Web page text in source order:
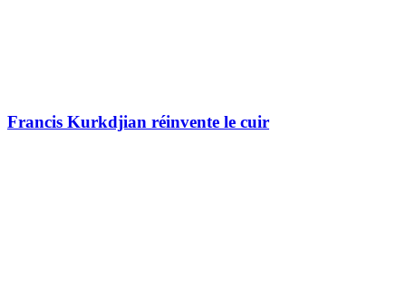
Francis Kurkdjian réinvente le cuir